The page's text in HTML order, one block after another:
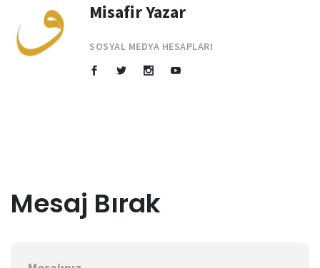
Misafir Yazar
SOSYAL MEDYA HESAPLARI
Mesaj Bırak